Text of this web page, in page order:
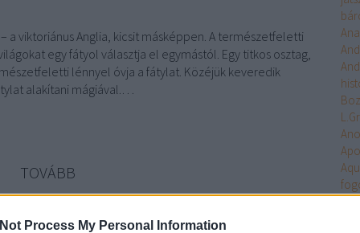
Process My Personal Information
– a viktoriánus Anglia, kicsit másképpen. A természetfeletti
egy fátyol választja el egymástól. Egy titkos osztag,
lénnyel óvja a fátylat. Közéjük keveredik
alakítani mágiával.…
TOVÁBB